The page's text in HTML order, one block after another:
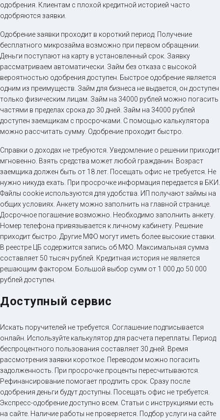
одобрения. Клиентам с плохой кредитной историей часто
одобряются заявки.
Одобрение заявки проходит в короткий период. Получение
бесплатного микрозайма возможно при первом обращении.
Деньги поступают на карту в установленный срок. Заявку
рассматриваем автоматически. Займ без отказа с высокой
вероятностью одобрения доступен. Быстрое одобрение является
одним из преимуществ. Займ для бизнеса не выдается, он доступен
только физическим лицам. Займ на 34000 рублей можно погасить
частями в пределах срока до 30 дней. Займ на 34000 рублей
доступен заемщикам с просрочками. С помощью калькулятора
можно рассчитать сумму. Одобрение проходит быстро.
Справки о доходах не требуются. Уведомление о решении приходит
мгновенно. Взять средства может любой гражданин. Возраст
заемщика должен быть от 18 лет. Посещать офис не требуется. Не
нужно никуда ехать. При просрочке информация передается в БКИ.
Файлы cookie используются для удобства. ИП получают займы на
общих условиях. Анкету можно заполнить на главной странице.
Досрочное погашение возможно. Необходимо заполнить анкету.
Номер телефона привязывается к личному кабинету. Решение
приходит быстро. Другие МФО могут иметь более высокие ставки.
В реестре ЦБ содержится запись об МФО. Максимальная сумма
составляет 50 тысяч рублей. Кредитная история не является
решающим фактором. Большой выбор сумм от 1 000 до 50 000
рублей доступен.
Доступный сервис
Искать поручителей не требуется. Соглашение подписывается
онлайн. Используйте калькулятор для расчета переплаты. Период
беспроцентного пользования составляет 30 дней. Время
рассмотрения заявки короткое. Переводом можно погасить
задолженность. При просрочке проценты пересчитываются.
Рефинансирование помогает продлить срок. Сразу после
одобрения деньги будут доступны. Посещать офис не требуется.
Экспресс-одобрение доступно всем. Статьи с инструкциями есть
на сайте. Наличие работы не проверяется. Подбор услуги на сайте